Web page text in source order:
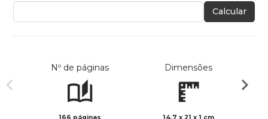
Calcular
Nº de páginas Dimensões